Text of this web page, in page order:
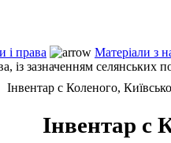
і права
Матеріали з
із зазначенням селянських
Інвентар с Коленого,
Інвентар с